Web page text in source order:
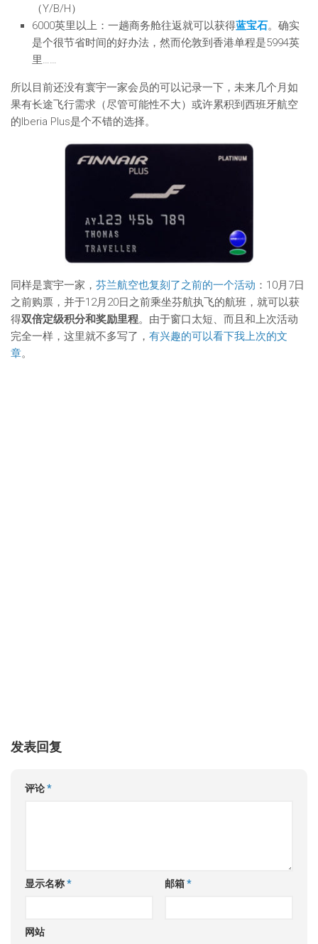
（Y/B/H）
6000英里以上：一趟商务舱往返就可以获得蓝宝石。确实
是个很节省时间的好办法，然而伦敦到香港单程是5994英
里……
所以目前还没有寰宇一家会员的可以记录一下，未来几个月如
果有长途飞行需求（尽管可能性不大）或许累积到西班牙航空
的Iberia Plus是个不错的选择。
同样是寰宇一家， 芬兰航空也复刻了之前的一个活动 ：10月7日
之前购票，并于12月20日之前乘坐芬航执飞的航班，就可以获
得双倍定级积分和奖励里程。由于窗口太短、而且和上次活动
完全一样，这里就不多写了， 有兴趣的可以看下我上次的文
章。
发表回复
评论*
显示名称* 邮箱*
网站